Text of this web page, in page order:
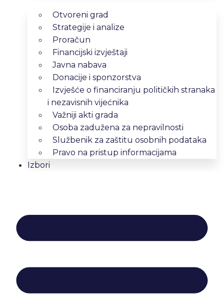
Otvoreni grad
Strategije i analize
Proračun
Financijski izvještaji
Javna nabava
Donacije i sponzorstva
Izvješće o financiranju političkih stranaka
i nezavisnih vijećnika
Važniji akti grada
Osoba zadužena za nepravilnosti
Službenik za zaštitu osobnih podataka
Pravo na pristup informacijama
Izbori